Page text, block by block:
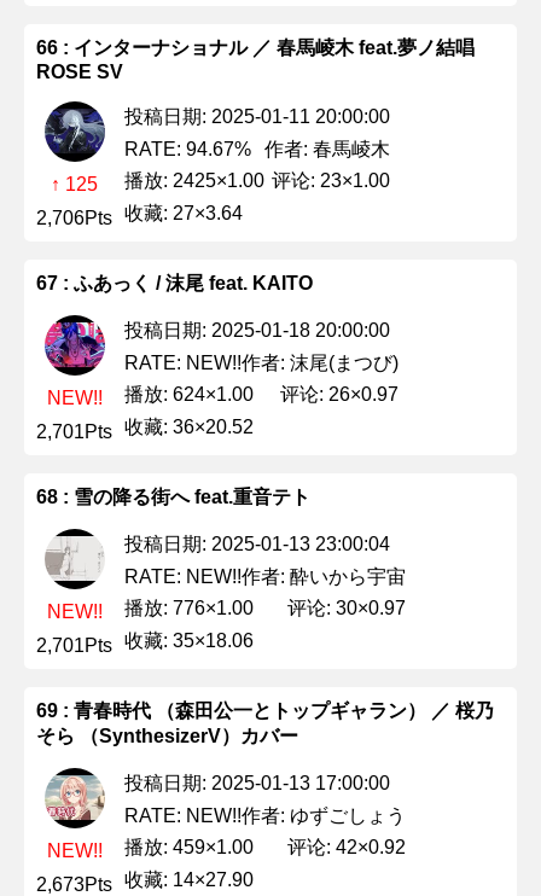
66 : インターナショナル ／ 春馬崚木 feat.夢ノ結唱
ROSE SV
↑ 125
2,706Pts
投稿日期: 2025-01-11 20:00:00
RATE: 94.67%
作者: 春馬崚木
播放: 2425×1.00 评论: 23×1.00
收藏: 27×3.64
67 : ふあっく / 沫尾 feat. KAITO
NEW!!
2,701Pts
投稿日期: 2025-01-18 20:00:00
RATE: NEW!!作者: 沫尾(まつび)
播放: 624×1.00
评论: 26×0.97
收藏: 36×20.52
68 : 雪の降る街へ feat.重音テト
NEW!!
2,701Pts
投稿日期: 2025-01-13 23:00:04
RATE: NEW!!作者: 酔いから宇宙
播放: 776×1.00
评论: 30×0.97
收藏: 35×18.06
69 : 青春時代 （森田公一とトップギャラン） ／ 桜乃
そら （SynthesizerV）カバー
NEW!!
2,673Pts
投稿日期: 2025-01-13 17:00:00
RATE: NEW!!作者: ゆずごしょう
播放: 459×1.00
评论: 42×0.92
收藏: 14×27.90